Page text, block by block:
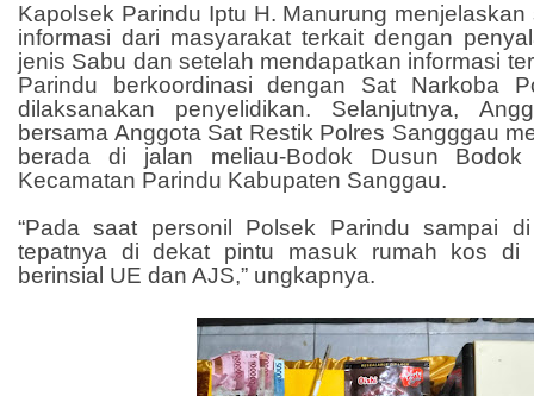
Kapolsek Parindu Iptu H. Manurung
informasi dari masyarakat terkait dengan
jenis Sabu dan setelah mendapatkan informasi
Parindu berkoordinasi dengan Sat Narkoba
dilaksanakan penyelidikan. Selanjutnya,
bersama Anggota Sat Restik Polres Sangggau
berada di jalan meliau-Bodok Dusun
Kecamatan Parindu Kabupaten Sanggau.
“Pada saat personil Polsek Parindu sampai
tepatnya di dekat pintu masuk rumah kos di
berinsial UE dan AJS,” ungkapnya.